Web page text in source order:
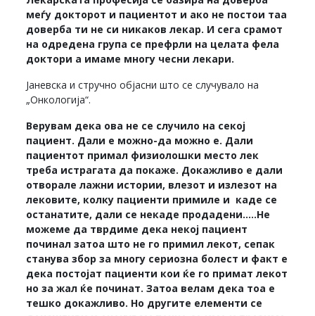
меѓу докторот и пациентот и ако не постои таа
доверба ти не си никаков лекар. И сега срамот
на одредена група се префрли на целата фела
доктори а имаме многу чесни лекари.
Јаневска и стручно објасни што се случувало на
„Онкологија“.
Верувам дека ова не се случило на секој
пациент. Дали е можно-да можно е. Дали
пациентот примал физиолошки место лек
треба истрагата да покаже. Докажливо е дали
отворале лажни истории, влезот и излезот на
лековите, колку пациенти примиле и каде се
останатите, дали се некаде продадени…..Не
можеме да тврдиме дека некој пациент
починал затоа што не го примил лекот, сепак
станува збор за многу сериозна болест и факт е
дека постојат пациенти кои ќе го примат лекот
но за жал ќе починат. Затоа велам дека тоа е
тешко докажливо. Но другите елементи се